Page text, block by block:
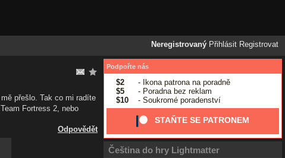
Neregistrovaný Přihlásit Registrovat
přešlo. Tak co mi radíte
Fortress 2, nebo
Odpovědět
Podpořte nás
$2
- Ikona patrona na poradně
$5
- Poradna bez reklam
$10
- Soukromé poradenství
STAŇTE SE PATRONEM
Čeština do hry Lightmatter